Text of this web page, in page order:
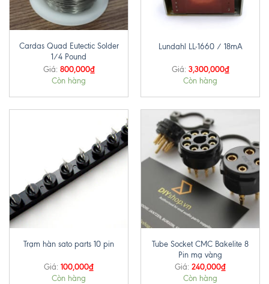
Cardas Quad Eutectic Solder
1/4 Pound
Giá: 800,000₫
Còn hàng
Lundahl LL-1660 / 18mA
Giá: 3,300,000₫
Còn hàng
Trạm hàn sato parts 10 pin
Giá: 100,000₫
Còn hàng
Tube Socket CMC Bakelite 8
Pin mạ vàng
Giá: 240,000₫
Còn hàng